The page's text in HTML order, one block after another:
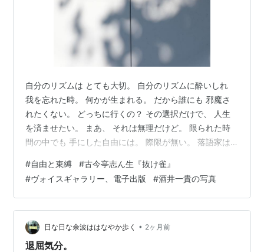
自分のリズムは とても大切。 自分のリズムに酔いしれ
我を忘れた時。 何かが生まれる。 だから誰にも 邪魔さ
れたくない。 どっちに行くの？ その選択だけで、 人生
を済ませたい。 まあ、 それは無理だけど。 限られた時
間の中でも 手にした自由には。 際限が無い。 落語家は
そんなのが理想。 あくまで 理想。 現実はそれなりの 所
帯を持たざるを得ない。 この先のことを決める時 我が身
は自由になれるのか？ それとも束縛されるのか？ どっち
もある。 邪魔されると 「ウザい」 って気持ちも生まれ
る。 それはもっともな話。 ホント、嫌だわ。 めんどく
さい…
#自由と束縛 #古今亭志ん生『抜け雀』
#ヴォイスギャラリー、電子出版 #酒井一貴の写真
日な日な余波ははなやか歩く • 2ヶ月前
退屈気分。